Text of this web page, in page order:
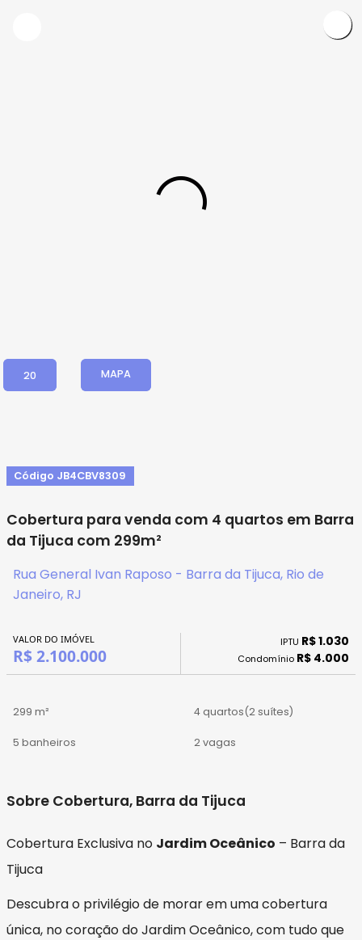
20 MAPA
Código JB4CBV8309
Cobertura para venda com 4 quartos em Barra
da Tijuca com 299m²
Rua General Ivan Raposo - Barra da Tijuca, Rio de
Janeiro, RJ
VALOR DO IMÓVEL
R$ 2.100.000
IPTU R$ 1.030
Condomínio R$ 4.000
299 m² 4 quartos(2 suítes)
5 banheiros 2 vagas
Sobre Cobertura, Barra da Tijuca
Cobertura Exclusiva no Jardim Oceânico – Barra da
Tijuca
Descubra o privilégio de morar em uma cobertura
única, no coração do Jardim Oceânico, com tudo que